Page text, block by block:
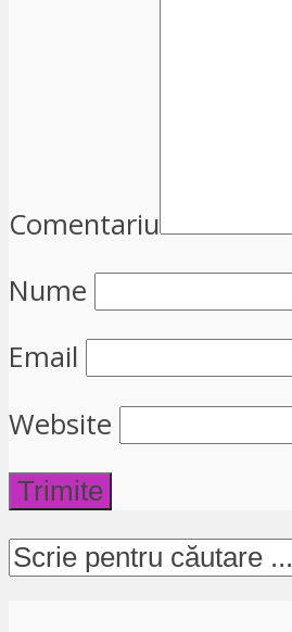
Comentariu
Nume
Email
Website